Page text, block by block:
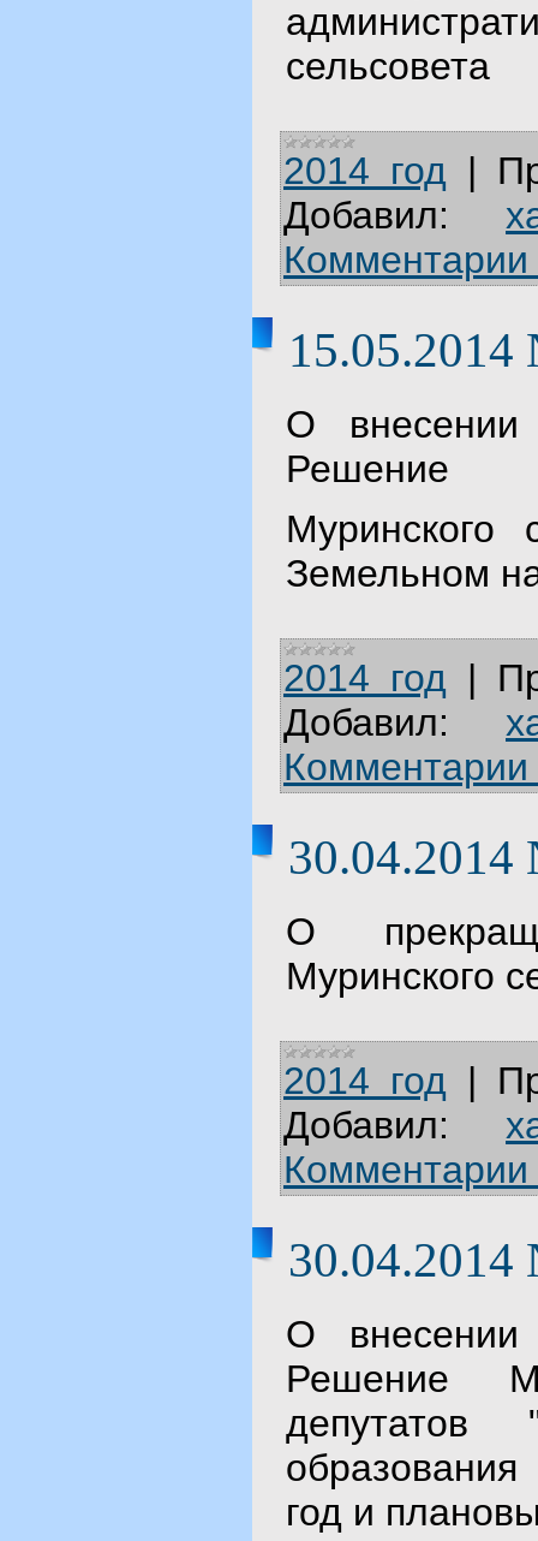
сельсовета
2014 год |
Добавил:
Комментарии
О
Решение
Муринского
Земельном
2014 год |
Добавил:
Комментарии
О
Муринского
2014 год |
Добавил:
Комментарии
О
Решение
депутатов
год и